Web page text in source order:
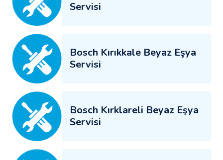
Servisi
Bosch Kırıkkale Beyaz Eşya
Servisi
Bosch Kırklareli Beyaz Eşya
Servisi